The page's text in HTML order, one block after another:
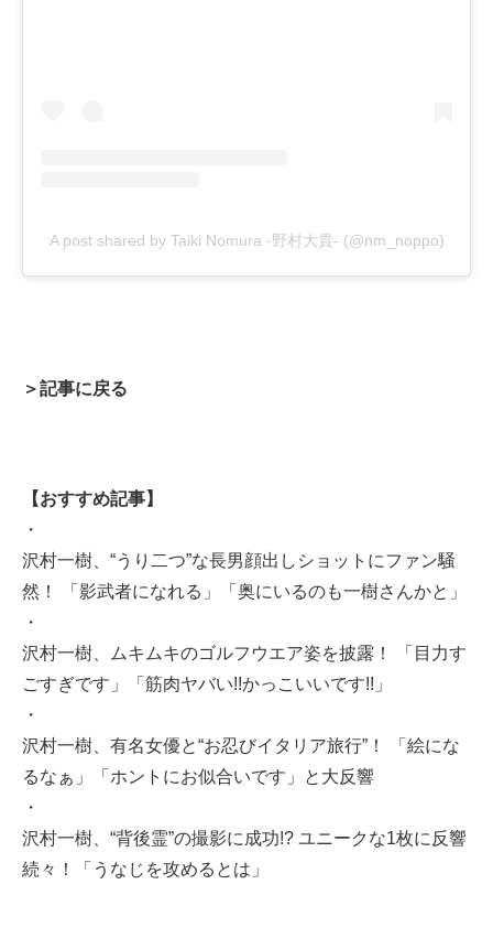
A post shared by Taiki Nomura -野村大貴- (@nm_noppo)
＞記事に戻る
【おすすめ記事】
・
沢村一樹、“うり二つ”な長男顔出しショットにファン騒
然！ 「影武者になれる」「奥にいるのも一樹さんかと」
・
沢村一樹、ムキムキのゴルフウエア姿を披露！ 「目力す
ごすぎです」「筋肉ヤバい!!かっこいいです!!」
・
沢村一樹、有名女優と“お忍びイタリア旅行”！ 「絵にな
るなぁ」「ホントにお似合いです」と大反響
・
沢村一樹、“背後霊”の撮影に成功!? ユニークな1枚に反響
続々！「うなじを攻めるとは」